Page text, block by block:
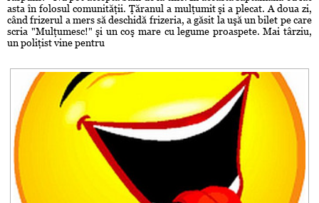
asta în folosul comunităţii. Ţăranul a mulţumit şi a plecat. A doua zi,
când frizerul a mers să deschidă frizeria, a găsit la uşă un bilet pe care
scria "Mulţumesc!" şi un coş mare cu legume proaspete. Mai târziu,
un poliţist vine pentru